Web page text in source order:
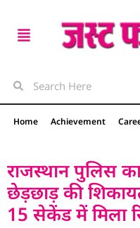
Home Achievement
राजस्थान पुलिस
छेड़छाड़ की
15 सेकेंड में मिला